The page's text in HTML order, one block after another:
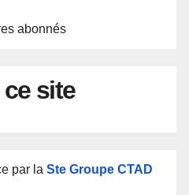
abonnés
site
par la Ste Groupe CTAD